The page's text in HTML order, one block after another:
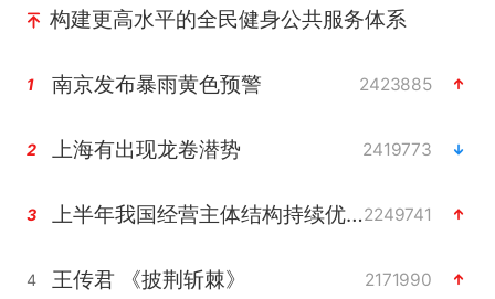
构建更高水平的全民健身公共服务体系
1 南京发布暴雨黄色预警 2423885
2 上海有出现龙卷潜势 2419773
3 上半年我国经营主体结构持续优化2249741
4 王传君 《披荆斩棘》 2171990